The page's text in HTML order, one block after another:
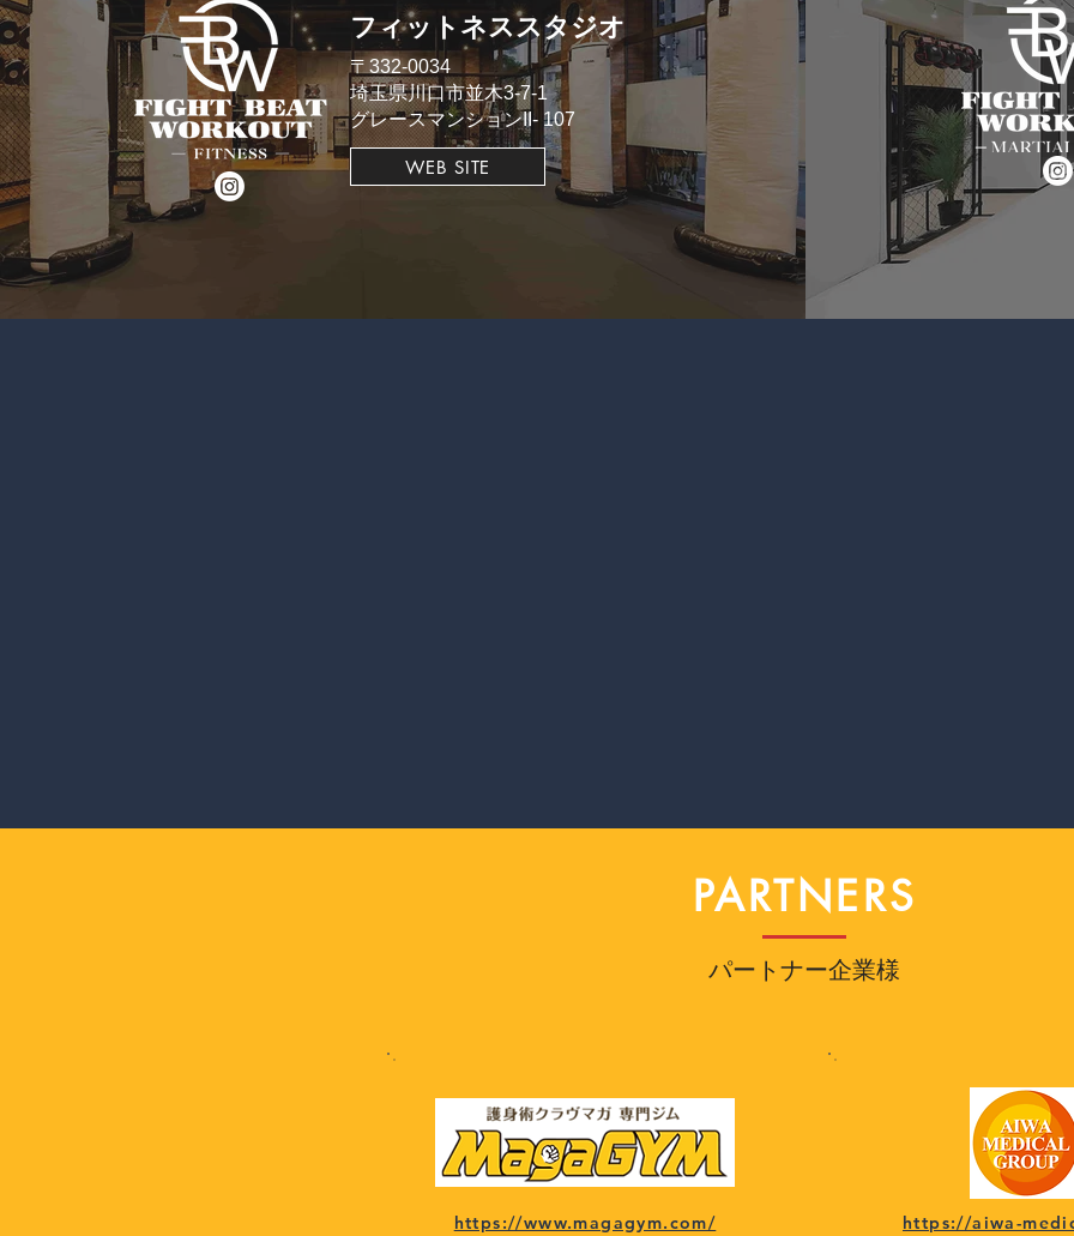
​フィットネススタジオ
​〒332-0034
埼玉県川口市並木3-7-1
​グレースマンションII- 107
WEB SITE
PARTNERS
パートナー企業様
https://www.magagym.com/ https://aiwa-